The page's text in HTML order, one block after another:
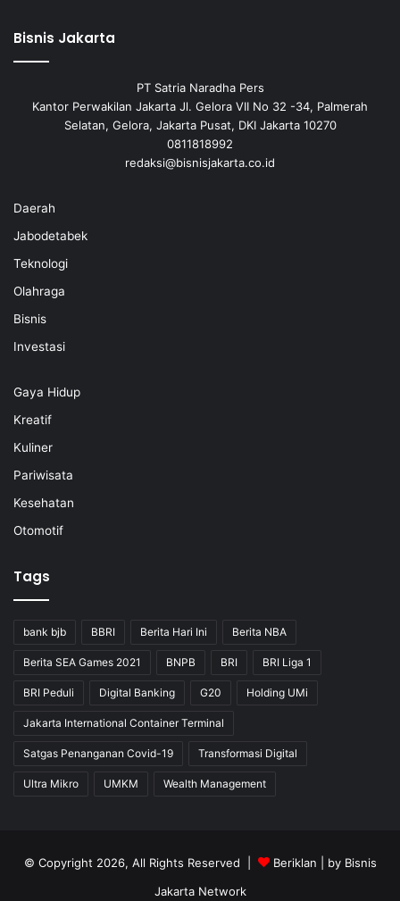
Bisnis Jakarta
PT Satria Naradha Pers
Kantor Perwakilan Jakarta Jl. Gelora VII No 32 -34, Palmerah
Selatan, Gelora, Jakarta Pusat, DKI Jakarta 10270
0811818992
redaksi@bisnisjakarta.co.id
Daerah
Jabodetabek
Teknologi
Olahraga
Bisnis
Investasi
Gaya Hidup
Kreatif
Kuliner
Pariwisata
Kesehatan
Otomotif
Tags
bank bjb BBRI Berita Hari Ini Berita NBA
Berita SEA Games 2021 BNPB BRI BRI Liga 1
BRI Peduli Digital Banking G20 Holding UMi
Jakarta International Container Terminal
Satgas Penanganan Covid-19 Transformasi Digital
Ultra Mikro UMKM Wealth Management
© Copyright 2026, All Rights Reserved | Beriklan | by Bisnis
Jakarta Network